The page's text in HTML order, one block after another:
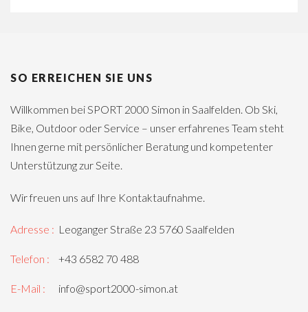
SO ERREICHEN SIE UNS
Willkommen bei SPORT 2000 Simon in Saalfelden. Ob Ski,
Bike, Outdoor oder Service – unser erfahrenes Team steht
Ihnen gerne mit persönlicher Beratung und kompetenter
Unterstützung zur Seite.
Wir freuen uns auf Ihre Kontaktaufnahme.
Adresse : Leoganger Straße 23 5760 Saalfelden
Telefon : +43 6582 70 488
E-Mail : info@sport2000-simon.at